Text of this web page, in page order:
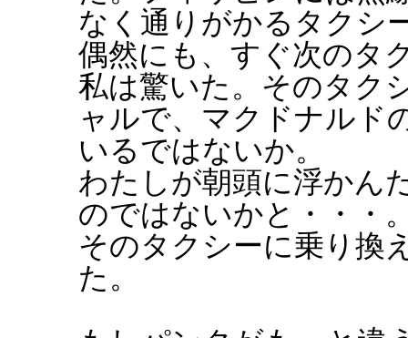
なく通りがかるタクシ
偶然にも、すぐ次のタ
私は驚いた。そのタク
ャルで、マクドナルド
いるではないか。
わたしが朝頭に浮かん
のではないかと・・・
そのタクシーに乗り換
た。